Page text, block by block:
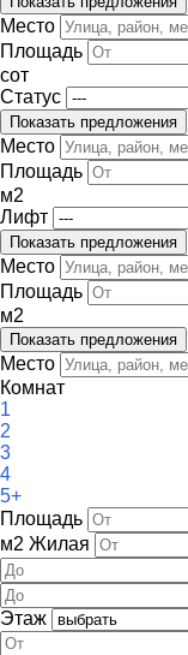
Место
Площадь
сот
Статус
Место
Площадь
м2
Лифт
Место
Площадь
м2
Место
Комнат
1
2
3
4
5+
Площадь
м2 Жилая
Этаж